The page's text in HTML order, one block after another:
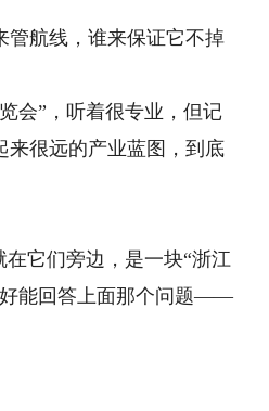
航线，谁来保证它不掉
会”，听着很专业，但记
很远的产业蓝图，到底
它们旁边，是一块“浙江
好能回答上面那个问题——